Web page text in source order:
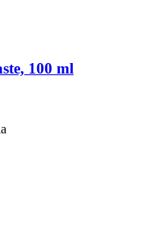
100 ml